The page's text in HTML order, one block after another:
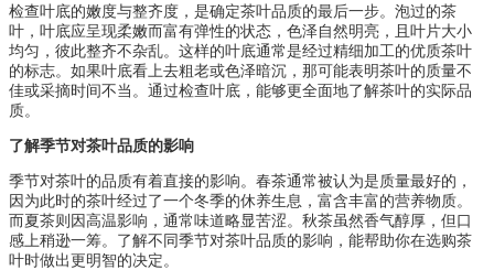
检查叶底的嫩度与整齐度，是确定茶叶品质的最后一步。泡过的茶
叶，叶底应呈现柔嫩而富有弹性的状态，色泽自然明亮，且叶片大小
均匀，彼此整齐不杂乱。这样的叶底通常是经过精细加工的优质茶叶
的标志。如果叶底看上去粗老或色泽暗沉，那可能表明茶叶的质量不
佳或采摘时间不当。通过检查叶底，能够更全面地了解茶叶的实际品
质。
了解季节对茶叶品质的影响
季节对茶叶的品质有着直接的影响。春茶通常被认为是质量最好的，
因为此时的茶叶经过了一个冬季的休养生息，富含丰富的营养物质。
而夏茶则因高温影响，通常味道略显苦涩。秋茶虽然香气醇厚，但口
感上稍逊一筹。了解不同季节对茶叶品质的影响，能帮助你在选购茶
叶时做出更明智的决定。